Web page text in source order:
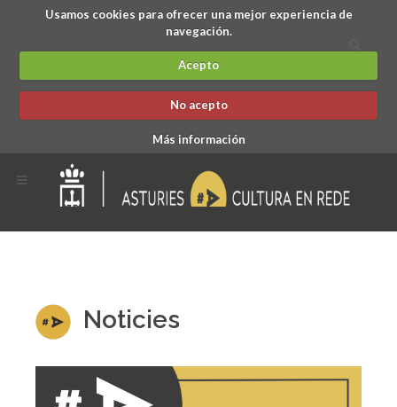
Usamos cookies para ofrecer una mejor experiencia de
navegación.
Acepto
No acepto
Más información
Noticies